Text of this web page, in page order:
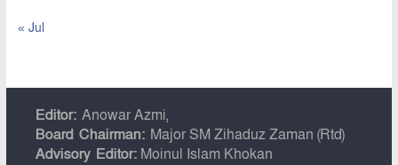
« Jul
Editor: Anowar Azmi,
Board Chairman: Major SM Zihaduz Zaman (Rtd)
Advisory Editor:Moinul Islam Khokan